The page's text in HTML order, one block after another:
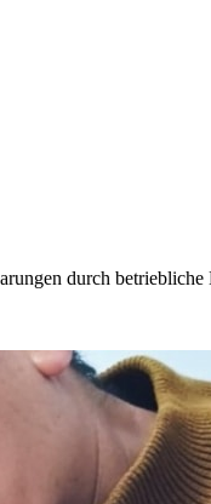
durch